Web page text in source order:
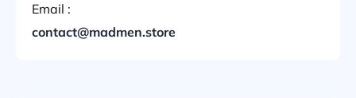
Email :
contact@madmen.store